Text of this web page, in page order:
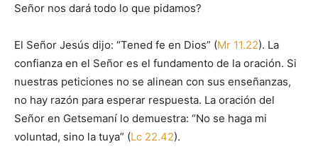
Señor nos dará todo lo que pidamos?
El Señor Jesús dijo: “Tened fe en Dios” (Mr 11.22). La
confianza en el Señor es el fundamento de la oración. Si
nuestras peticiones no se alinean con sus enseñanzas,
no hay razón para esperar respuesta. La oración del
Señor en Getsemaní lo demuestra: “No se haga mi
voluntad, sino la tuya” (Lc 22.42).